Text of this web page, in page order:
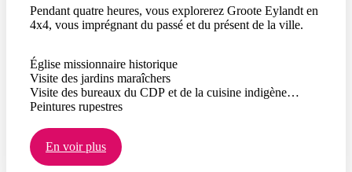
Pendant quatre heures, vous explorerez Groote Eylandt en
4x4, vous imprégnant du passé et du présent de la ville.
Église missionnaire historique
Visite des jardins maraîchers
Visite des bureaux du CDP et de la cuisine indigène
Peintures rupestres
Bush Medijina : savons artisanaux locaux, baumes à
lèvres, etc., fabriqués à partir d'ingrédients locaux
Visite des bassins naturistes
En voir plus